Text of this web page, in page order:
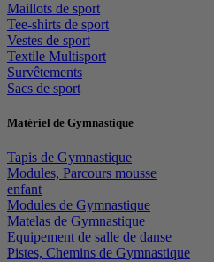
Maillots de sport
Tee-shirts de sport
Vestes de sport
Textile Multisport
Survêtements
Sacs de sport
Matériel de Gymnastique
Tapis de Gymnastique
Modules, Parcours mousse
enfant
Modules de Gymnastique
Matelas de Gymnastique
Equipement de salle de danse
Pistes, Chemins de Gymnastique